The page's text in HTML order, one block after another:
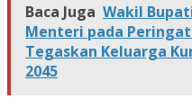
Baca Juga Wakil
Menteri pada
Tegaskan Keluarga
2045